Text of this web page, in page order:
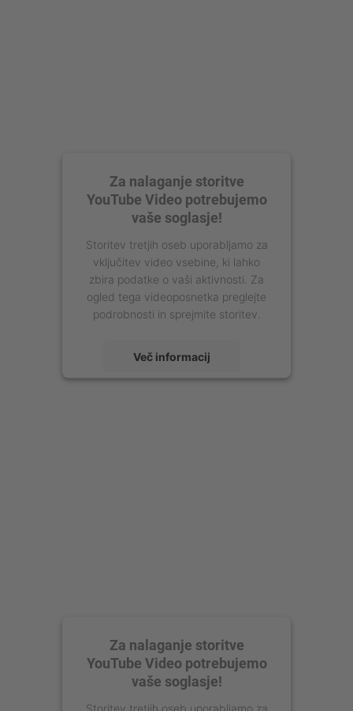
Za nalaganje storitve
YouTube Video potrebujemo
vaše soglasje!
Storitev tretjih oseb uporabljamo za
vključitev video vsebine, ki lahko
zbira podatke o vaši aktivnosti. Za
ogled tega videoposnetka preglejte
podrobnosti in sprejmite storitev.
Več informacij
Za nalaganje storitve
YouTube Video potrebujemo
vaše soglasje!
Storitev tretjih oseb uporabljamo za